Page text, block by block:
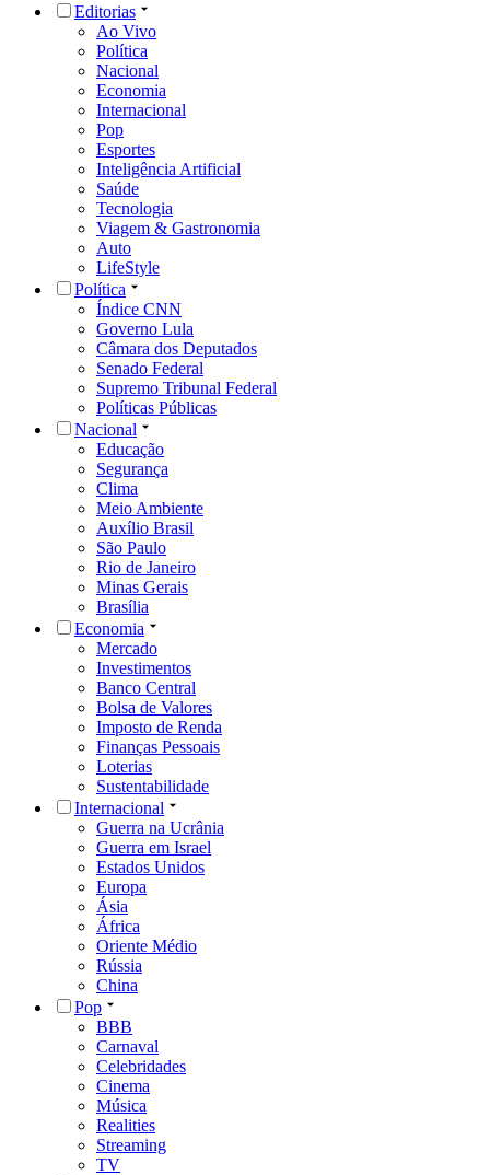
Editorias
Ao Vivo
Política
Nacional
Economia
Internacional
Pop
Esportes
Inteligência Artificial
Saúde
Tecnologia
Viagem & Gastronomia
Auto
LifeStyle
Política
Índice CNN
Governo Lula
Câmara dos Deputados
Senado Federal
Supremo Tribunal Federal
Políticas Públicas
Nacional
Educação
Segurança
Clima
Meio Ambiente
Auxílio Brasil
São Paulo
Rio de Janeiro
Minas Gerais
Brasília
Economia
Mercado
Investimentos
Banco Central
Bolsa de Valores
Imposto de Renda
Finanças Pessoais
Loterias
Sustentabilidade
Internacional
Guerra na Ucrânia
Guerra em Israel
Estados Unidos
Europa
Ásia
África
Oriente Médio
Rússia
China
Pop
BBB
Carnaval
Celebridades
Cinema
Música
Realities
Streaming
TV